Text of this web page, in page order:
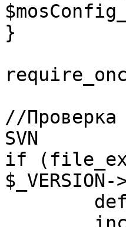
}
//Проверка
SVN
if